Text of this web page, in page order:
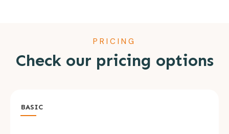
PRICING
Check our pricing options
BASIC